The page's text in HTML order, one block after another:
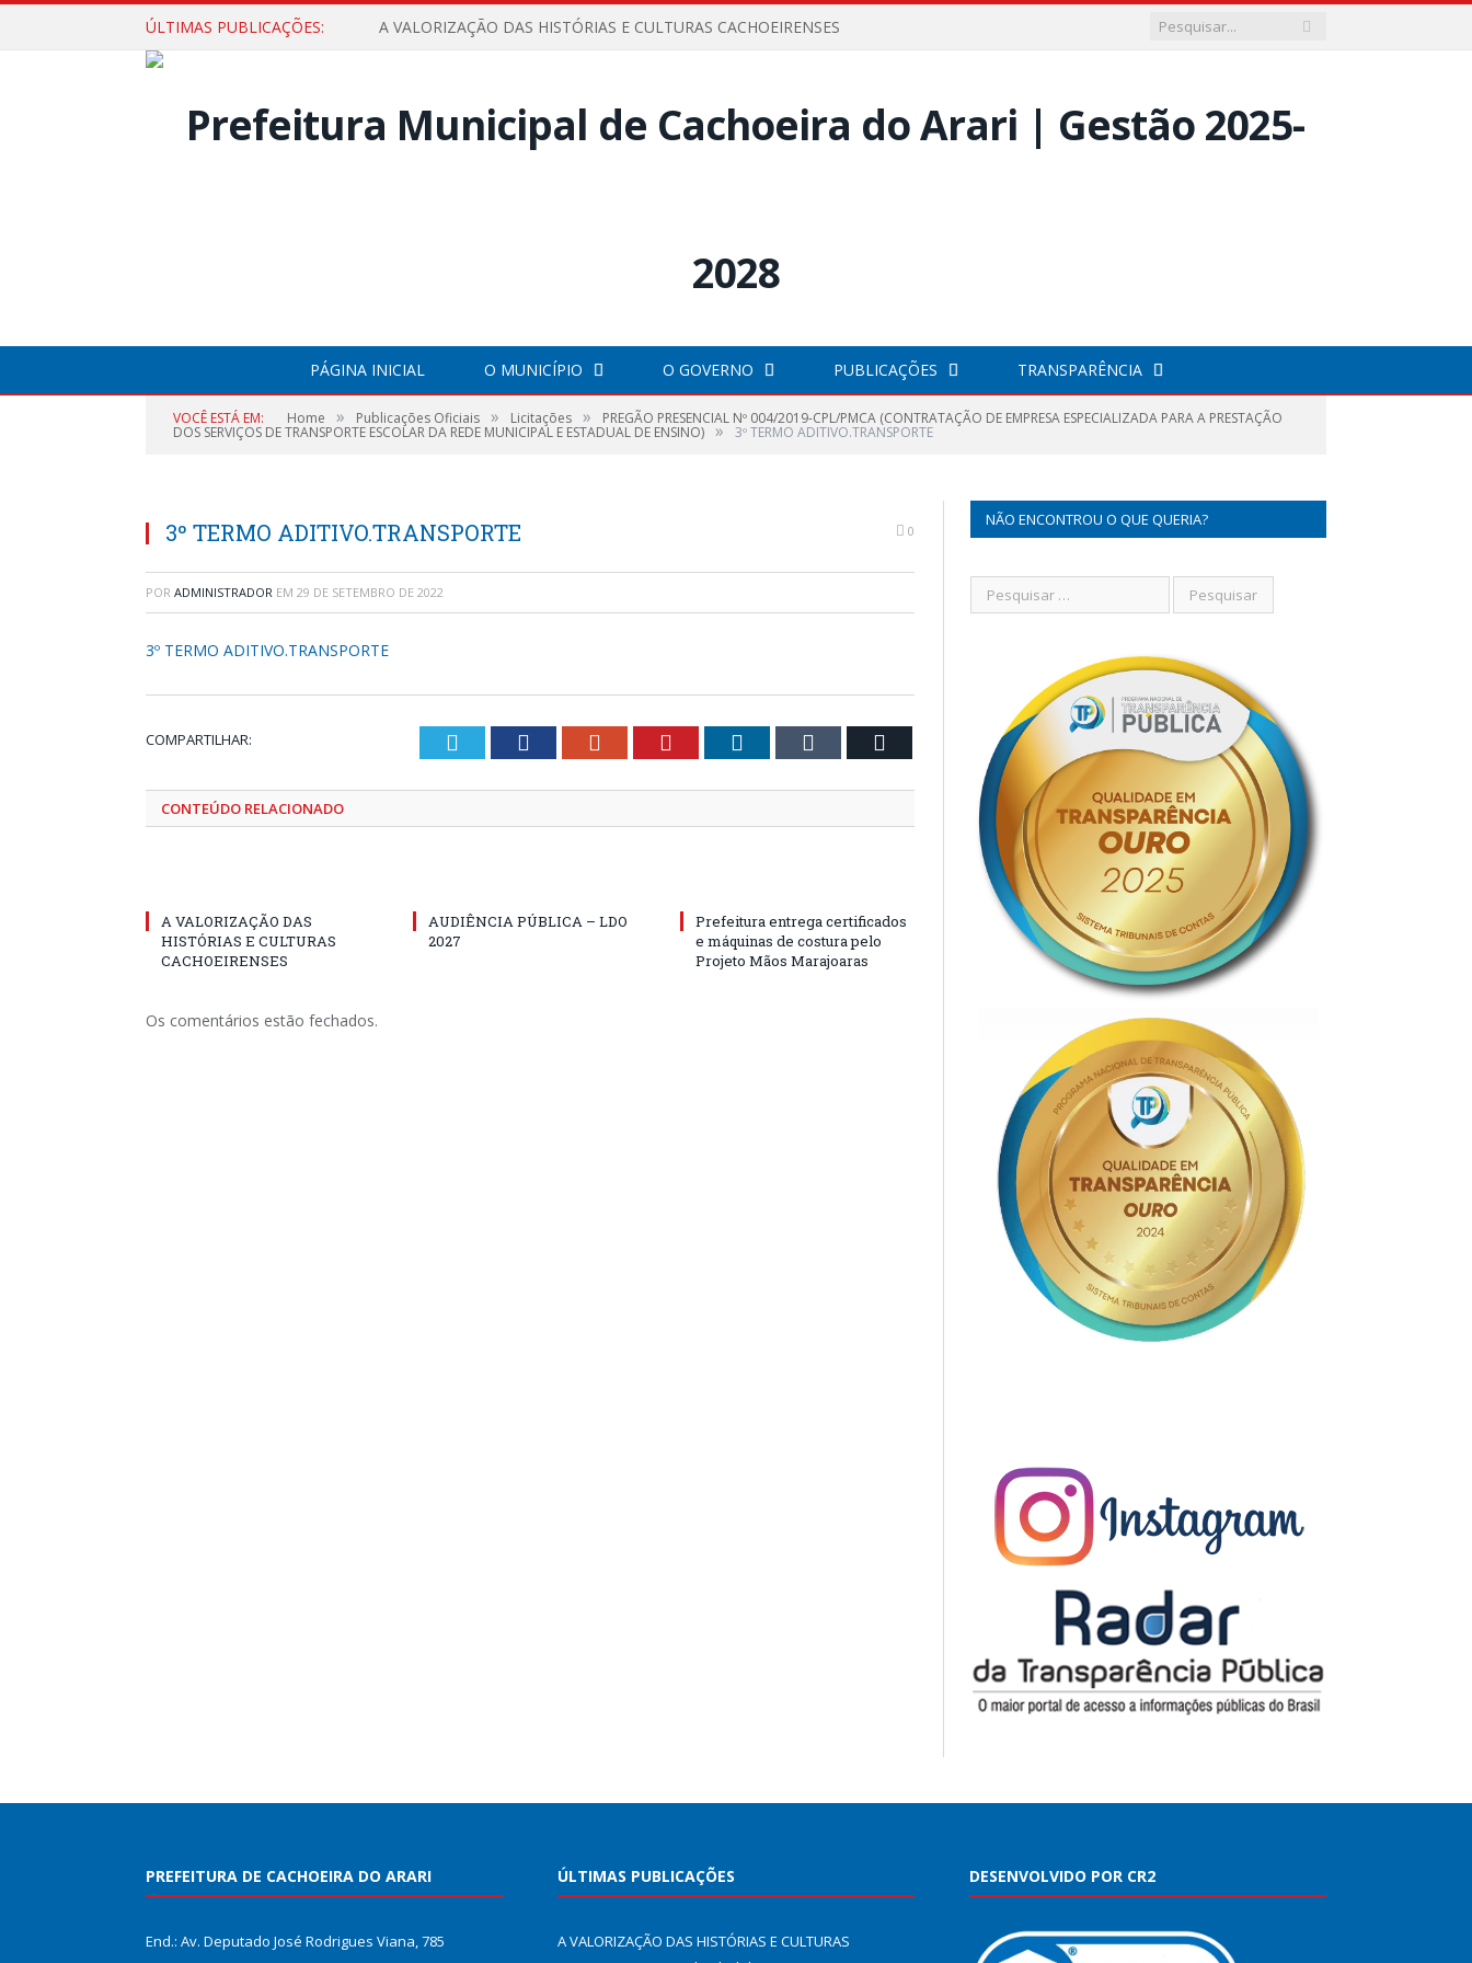
ÚLTIMAS PUBLICAÇÕES: A VALORIZAÇÃO DAS HISTÓRIAS E CULTURAS CACHOEIRENSES
PÁGINA INICIAL O MUNICÍPIO O GOVERNO PUBLICAÇÕES TRANSPARÊNCIA
VOCÊ ESTÁ EM: Home » Publicações Oficiais » Licitações » PREGÃO PRESENCIAL Nº 004/2019-CPL/PMCA (CONTRATAÇÃO DE EMPRESA ESPECIALIZADA PARA A PRESTAÇÃO
DOS SERVIÇOS DE TRANSPORTE ESCOLAR DA REDE MUNICIPAL E ESTADUAL DE ENSINO) » 3º TERMO ADITIVO.TRANSPORTE
3º TERMO ADITIVO.TRANSPORTE 0
POR ADMINISTRADOR EM 29 DE SETEMBRO DE 2022
3º TERMO ADITIVO.TRANSPORTE
COMPARTILHAR: Twitter Facebook Google+ Pinterest LinkedIn Tumblr
CONTEÚDO RELACIONADO
A VALORIZAÇÃO DAS
HISTÓRIAS E CULTURAS
CACHOEIRENSES
AUDIÊNCIA PÚBLICA – LDO
2027
Prefeitura entrega certificados
e máquinas de costura pelo
Projeto Mãos Marajoaras
Os comentários estão fechados.
NÃO ENCONTROU O QUE QUERIA?
PREFEITURA DE CACHOEIRA DO ARARI
End.: Av. Deputado José Rodrigues Viana, 785
ÚLTIMAS PUBLICAÇÕES
A VALORIZAÇÃO DAS HISTÓRIAS E CULTURAS
DESENVOLVIDO POR CR2